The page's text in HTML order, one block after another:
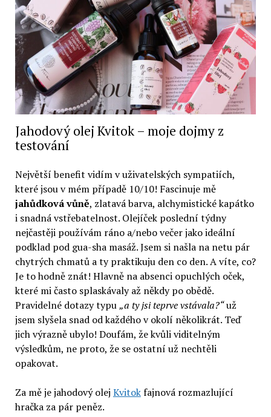
Jahodový olej Kvitok – moje dojmy z
testování
Největší benefit vidím v uživatelských sympatiích,
které jsou v mém případě 10/10! Fascinuje mě
jahůdková vůně, zlatavá barva, alchymistické kapátko
i snadná vstřebatelnost. Olejíček poslední týdny
nejčastěji používám ráno a/nebo večer jako ideální
podklad pod gua-sha masáž. Jsem si našla na netu pár
chytrých chmatů a ty praktikuju den co den. A víte, co?
Je to hodně znát! Hlavně na absenci opuchlých oček,
které mi často splaskávaly až někdy po obědě.
Pravidelné dotazy typu„a ty jsi teprve vstávala?“už
jsem slyšela snad od každého v okolí několikrát. Teď
jich výrazně ubylo! Doufám, že kvůli viditelným
výsledkům, ne proto, že se ostatní už nechtěli
opakovat.
Za mě je jahodový olej Kvitokfajnová rozmazlující
hračka za pár peněz.